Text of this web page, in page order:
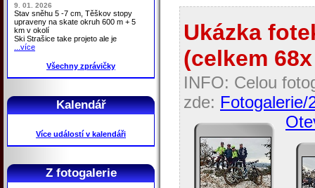
9. 01. 2026
Stav sněhu 5 -7 cm, Těškov stopy
upraveny na skate okruh 600 m + 5
km v okolí
Ski Strašice take projeto ale je
...více
Všechny zprávičky
Kalendář
Více událostí v kalendáři
Z fotogalerie
Ukázka
(celkem
INFO: Celou
zde: Fotogalerie/